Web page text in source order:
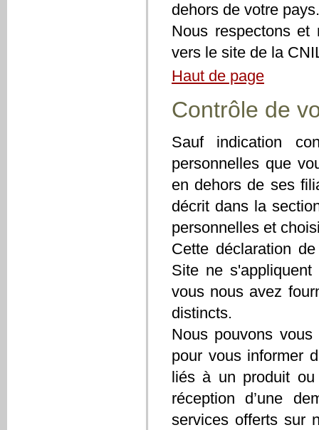
dehors de votre pays.
Nous respectons
vers le site de la
Haut de page
Contrôle de
Sauf indication
personnelles que
en dehors de ses
décrit dans la
personnelles et
Cette déclaration
Site ne
vous nous avez
distincts.
Nous pouvons vous
pour vous informer
liés à un produit
réception d’une
services offerts sur